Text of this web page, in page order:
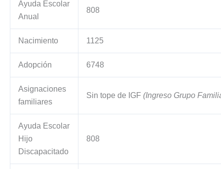
Ayuda Escolar
Anual
808
Nacimiento 1125
Adopción 6748
Asignaciones
familiares
Sin tope de IGF (Ingreso Grupo
Ayuda Escolar
Hijo
Discapacitado
808